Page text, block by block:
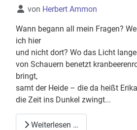
Details
von Herbert Ammon
Wann begann all mein Fragen?
ich hier
und nicht dort? Wo das Licht
von Schauern benetzt
bringt,
samt der Heide – die da heißt
die Zeit ins Dunkel zwingt...
Weiterlesen …